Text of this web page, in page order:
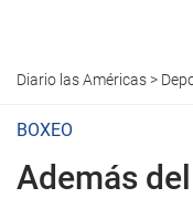
Diario las Américas>
BOXEO
Además